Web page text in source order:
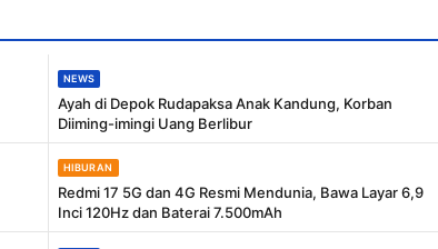
NEWS
Ayah di Depok Rudapaksa Anak Kandung, Korban
Diiming-imingi Uang Berlibur
HIBURAN
Redmi 17 5G dan 4G Resmi Mendunia, Bawa Layar 6,9
Inci 120Hz dan Baterai 7.500mAh